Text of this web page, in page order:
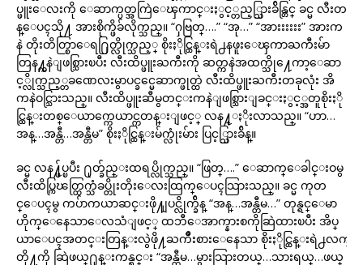
ပ္ဖူးေလးကို ေဆာက္ပတ္အကြဲေၾကာင္းႏွင့္တည့္သြားခ်ိန္တြင္ ခင္မ လီးတ
န္ေပၚသို႔ အားစိုက္ဖိခ်လိုက္သည္။ “ႁဗြတ္….” “အု…” “အားးးးးး” အားက
နဲ တိုးတိတ္စြာေရ႐ြတ္လိုက္သည့္ စိုးႏိုင္ထြန္းရဲ႕နဖူးေၾကာႀကီးမ်ာ
တြန႔္ကနဲျဖစ္သြားၿပီး လီးထိပ္ဖူးႀကီးကို ဆတ္ကနဲအထက္သို႔ေကာ့ေဆာ
င့္လိုက္သည့္တခဏေလးမွာပင္ခင္မေဆာက္ဖုတ္ထဲ လီးထိပ္ဖူးႀကီးတခုလုံး အိ
ကနဲဝင္သြားသည္။ လီးထိပ္ဖူးဆီမွတင္းကနဲျဖစ္သြားျခင္းႏွင့္အတူစိုးႏို
င္ထြန္းတစ္ေယာက္ကေယာင္ကတန္းျဖင့္ လန႔္ႏိုးလာသည္။ “ဟာ…
အန္…အန္တီ…အန္တီမ” စိုးႏိုင္ထြန္းမ်က္လုံးမ်ား ပြင့္သြားခ်ိန္။
ခင္မ လန႔္ဖ်ပ္ၿပီး ႐ုတ္ခ်ည္းထရပ္လိုက္သည္။ “ဖြတ္….” ေဆာက္ေခါင္းဝမွ
လီးထိပ္ကြၽတ္ထြက္သံခပ္တိုးတိုးေလးထြက္ေပၚသြားသည္။ ခင္မ ကုတ
င္ေပၚမွ ကပ်ာကယာဆင္းဖို႔ျပင္လိုက္ခ်ိန္ “အန္…အန္တီမ…” တုန္ရင္ေမာ
ဟိုက္ေနေသာေလသံျဖင့္ ထဘီေအာက္နားစကိုဆြဲထားၿပီး အိပ္
ယာေပၚအတင္းတြန္းလွဲဖို႔ႀကိဳးစားေနေသာ စိုးႏိုင္ထြန္းရဲ႕လက္
တို႔ကို ဆြဲဖယ္႐ုန္းကန္ရင္း “အန္တီမ…မွားသြားတယ္…သားရယ္…ဖယ္